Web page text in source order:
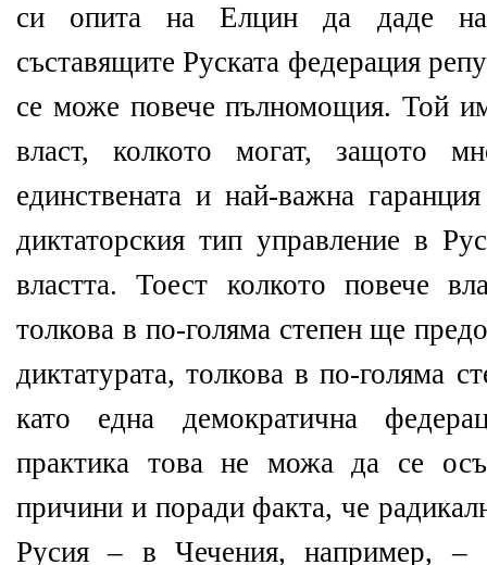
си опита на Елцин да даде
съставящите Руската федерация
се може повече пълномощия. Той
власт, колкото могат, защото
единствената и най-важна
диктаторския тип управление в
властта. Тоест колкото повече
толкова в по-голяма степен ще
диктатурата, толкова в по-голяма
като една демократична
практика това не можа да се
причини и поради факта, че
Русия – в Чечения, например, –